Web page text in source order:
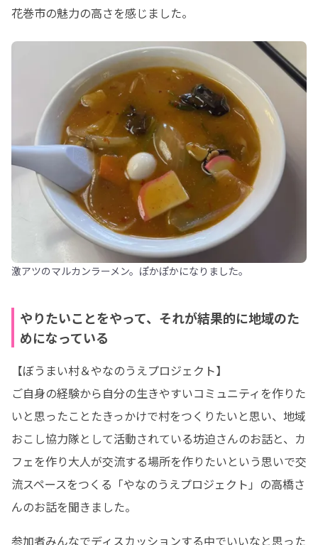
花巻市の魅力の高さを感じました。
激アツのマルカンラーメン。ぽかぽかになりました。
やりたいことをやって、それが結果的に地域のた
めになっている
【ぼうまい村＆やなのうえプロジェクト】
ご自身の経験から自分の生きやすいコミュニティを作りた
いと思ったことたきっかけで村をつくりたいと思い、地域
おこし協力隊として活動されている坊迫さんのお話と、カ
フェを作り大人が交流する場所を作りたいという思いで交
流スペースをつくる「やなのうえプロジェクト」の高橋さ
んのお話を聞きました。
参加者みんなでディスカッションする中でいいなと思った